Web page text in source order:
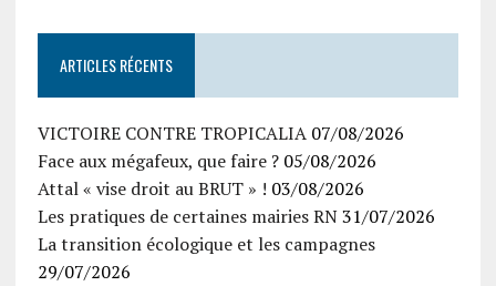
ARTICLES RÉCENTS
VICTOIRE CONTRE TROPICALIA 07/08/2026
Face aux mégafeux, que faire ? 05/08/2026
Attal « vise droit au BRUT » ! 03/08/2026
Les pratiques de certaines mairies RN 31/07/2026
La transition écologique et les campagnes
29/07/2026